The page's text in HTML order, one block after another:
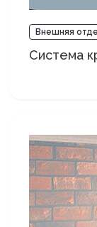
Внешняя
Система